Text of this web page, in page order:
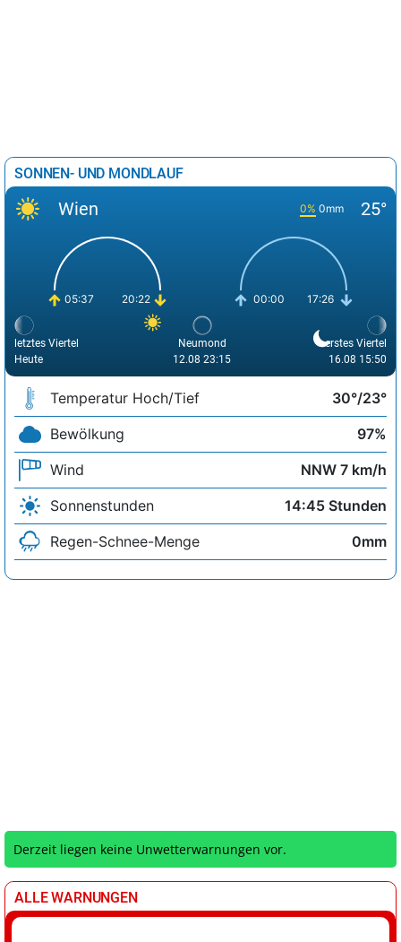
SONNEN- UND MONDLAUF
Wien 0% 0mm 25°
05:37 20:22 00:00 17:26
letztes Viertel
Heute
Neumond
12.08 23:15
erstes Viertel
16.08 15:50
Temperatur Hoch/Tief
30°/23°
Bewölkung
97%
Wind
NNW 7 km/h
Sonnenstunden
14:45 Stunden
Regen-Schnee-Menge
0mm
Derzeit liegen keine Unwetterwarnungen vor.
ALLE WARNUNGEN